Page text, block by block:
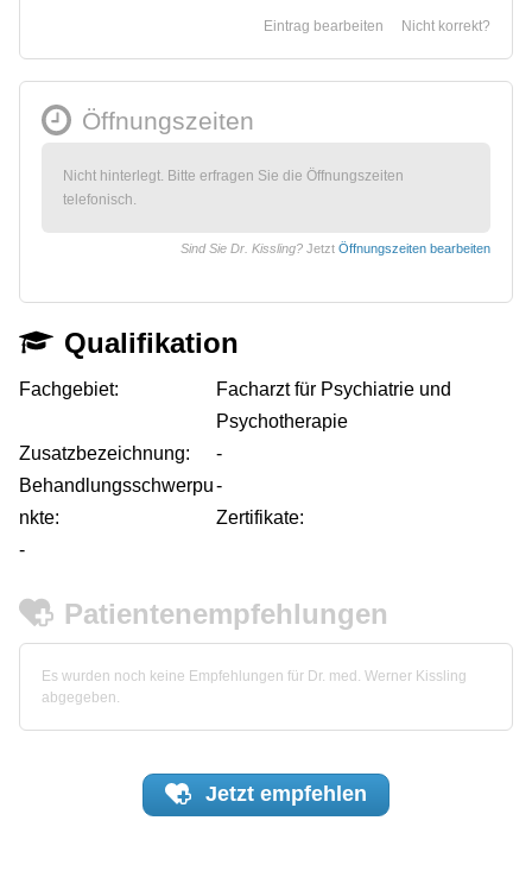
Nicht korrekt?
Eintrag bearbeiten
Öffnungszeiten
Nicht hinterlegt. Bitte erfragen Sie die Öffnungszeiten
telefonisch.
Sind Sie Dr. Kissling? Jetzt Öffnungszeiten bearbeiten
Qualifikation
Fachgebiet:
Facharzt für Psychiatrie und
Psychotherapie
Zusatzbezeichnung:
-
Behandlungsschwerpu
nkte:
-
Zertifikate:
-
Patientenempfehlungen
Es wurden noch keine Empfehlungen für Dr. med. Werner Kissling
abgegeben.
Jetzt empfehlen